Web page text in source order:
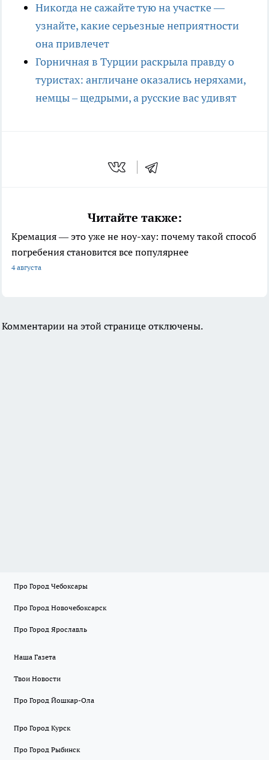
Никогда не сажайте тую на участке —
узнайте, какие серьезные неприятности
она привлечет
Горничная в Турции раскрыла правду о
туристах: англичане оказались неряхами,
немцы – щедрыми, а русские вас удивят
Читайте также:
Кремация — это уже не ноу-хау: почему такой способ
погребения становится все популярнее
4 августа
Комментарии на этой странице отключены.
Про Город Чебоксары
Про Город Новочебоксарск
Про Город Ярославль
Наша Газета
Твои Новости
Про Город Йошкар-Ола
Про Город Курск
Про Город Рыбинск